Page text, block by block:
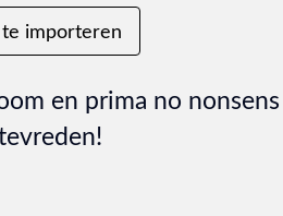
importeren
en prima no